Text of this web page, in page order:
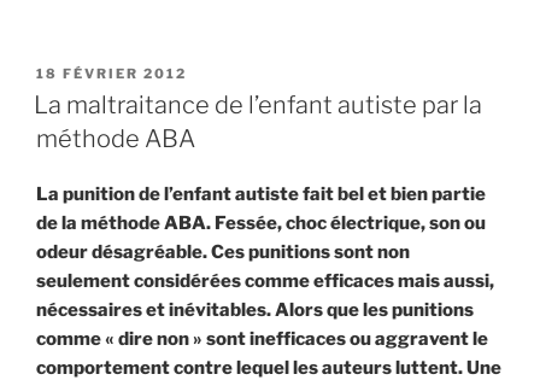
des
dans
la
prise
en
charge
de
l’autisme »
PUBLIÉ
LE
18 FÉVRIER 2012
La maltraitance de l’enfant autiste par la
méthode ABA
La punition de l’enfant autiste fait bel et bien partie
de la méthode ABA. Fessée, choc électrique, son ou
odeur désagréable. Ces punitions sont non
seulement considérées comme efficaces mais aussi,
nécessaires et inévitables. Alors que les punitions
comme « dire non » sont inefficaces ou aggravent le
comportement contre lequel les auteurs luttent. Une